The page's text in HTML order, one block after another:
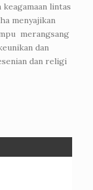
lintas
menyajikan
merangsang
dan
dan religi